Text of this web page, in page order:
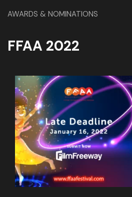
AWARDS & NOMINATIONS
FFAA 2022